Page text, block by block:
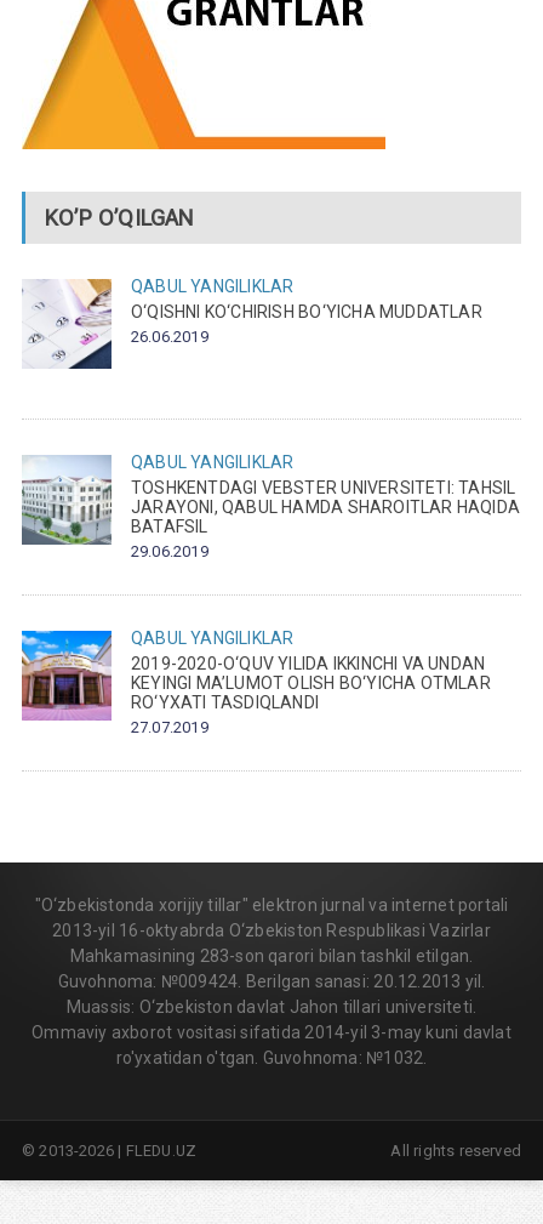
KO’P O’QILGAN
QABUL
YANGILIKLAR
O‘QISHNI KO‘CHIRISH BO‘YICHA MUDDATLAR
26.06.2019
QABUL
YANGILIKLAR
TOSHKENTDAGI VEBSTER UNIVERSITETI: TAHSIL
JARAYONI, QABUL HAMDA SHAROITLAR HAQIDA
BATAFSIL
29.06.2019
QABUL
YANGILIKLAR
2019-2020-O‘QUV YILIDA IKKINCHI VA UNDAN
KEYINGI MA’LUMOT OLISH BO‘YICHA OTMLAR
RO‘YXATI TASDIQLANDI
27.07.2019
"O‘zbekistonda xorijiy tillar" elektron jurnal va internet portali
2013-yil 16-oktyabrda O‘zbekiston Respublikasi Vazirlar
Mahkamasining 283-son qarori bilan tashkil etilgan.
Guvohnoma: №009424. Berilgan sanasi: 20.12.2013 yil.
Muassis: O‘zbekiston davlat Jahon tillari universiteti.
Ommaviy axborot vositasi sifatida 2014-yil 3-may kuni davlat
ro'yxatidan o'tgan. Guvohnoma: №1032.
All rights reserved
© 2013-2026 | FLEDU.UZ